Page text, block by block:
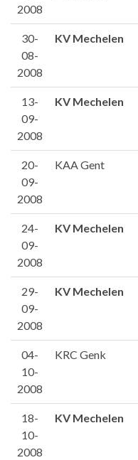
2008
30-
08-
2008
KV Mechelen
13-
09-
2008
KV Mechelen
20-
09-
2008
KAA Gent
24-
09-
2008
KV Mechelen
29-
09-
2008
KV Mechelen
04-
10-
2008
KRC Genk
18-
10-
2008
KV Mechelen